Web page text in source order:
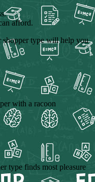
afford.
type will help you
with a racoon
type finds most pleasure